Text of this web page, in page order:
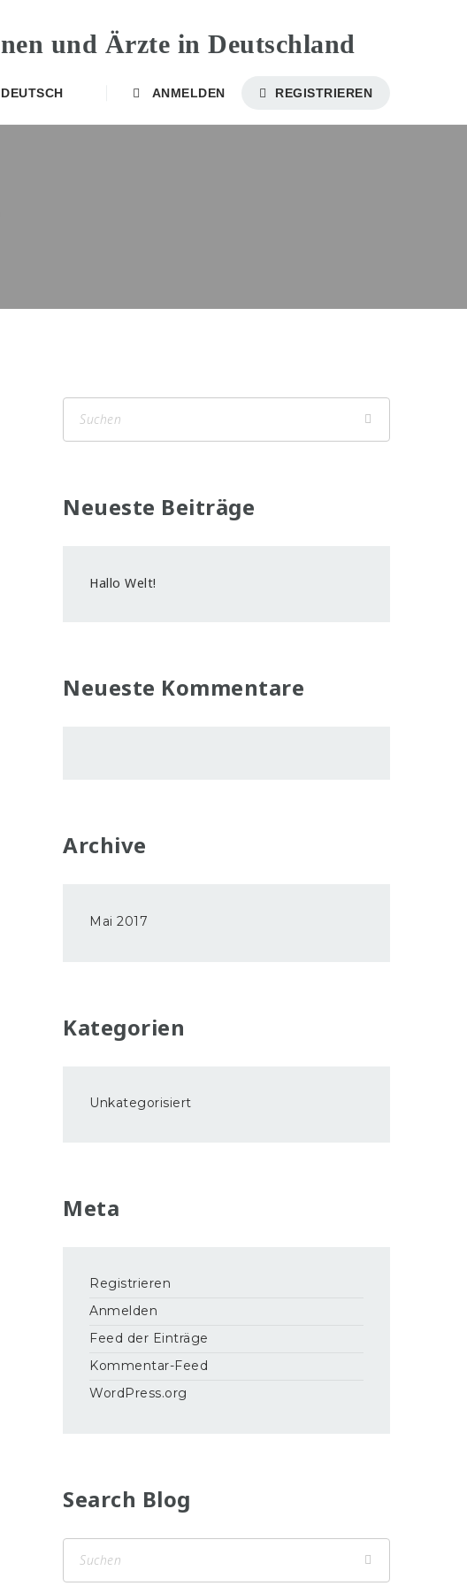
DEUTSCH ANMELDEN REGISTRIEREN
Neueste Beiträge
Hallo Welt!
Neueste Kommentare
Archive
Mai 2017
Kategorien
Unkategorisiert
Meta
Registrieren
Anmelden
Feed der Einträge
Kommentar-Feed
WordPress.org
Search Blog